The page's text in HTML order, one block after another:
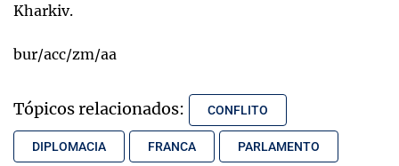
Kharkiv.
bur/acc/zm/aa
Tópicos relacionados: CONFLITO
DIPLOMACIA FRANCA PARLAMENTO